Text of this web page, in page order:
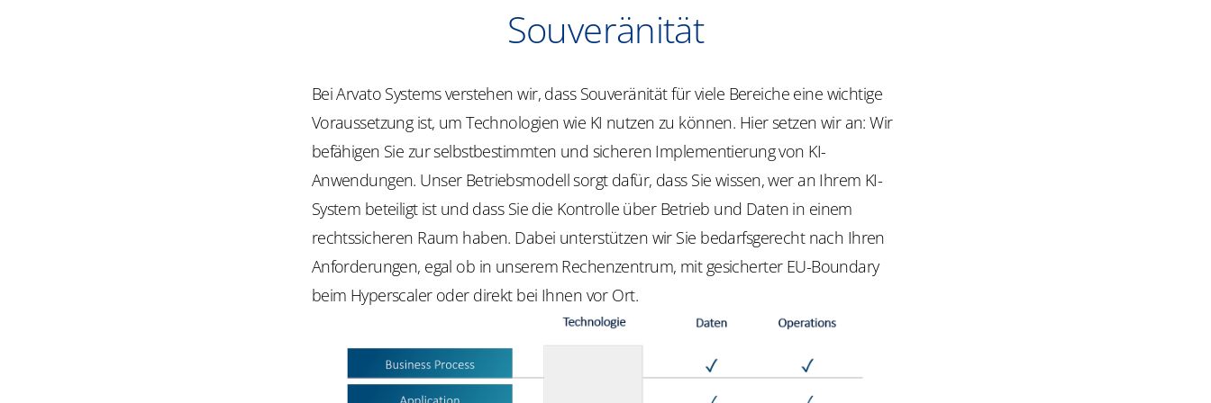
Souveränität
Bei Arvato Systems verstehen wir, dass Souveränität für viele Bereiche eine wichtige
Voraussetzung ist, um Technologien wie KI nutzen zu können. Hier setzen wir an: Wir
befähigen Sie zur selbstbestimmten und sicheren Implementierung von KI-
Anwendungen. Unser Betriebsmodell sorgt dafür, dass Sie wissen, wer an Ihrem KI-
System beteiligt ist und dass Sie die Kontrolle über Betrieb und Daten in einem
rechtssicheren Raum haben. Dabei unterstützen wir Sie bedarfsgerecht nach Ihren
Anforderungen, egal ob in unserem Rechenzentrum, mit gesicherter EU-Boundary
beim Hyperscaler oder direkt bei Ihnen vor Ort.